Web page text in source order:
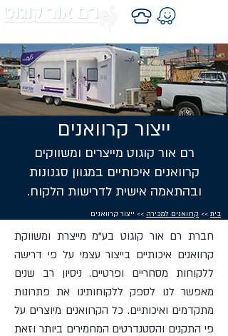
ייצור קרוואנים
רם אור קוגוט מייצרים ומשווקים
קרוואנים איכותיים במגוון סגנונות
ובהתאמה אישית לדרישות הלקוח.
בית >> קרוואנים למכירה >> ייצור קרוואנים
חברת רם אור קוגוט בע"מ מייצרת ומשווקת
קרוואנים איכותיים בייצור עצמי על פי דרישה
ללקוחות מסחריים ופרטיים. ניסיון רב שנים
מאפשר לנו לספק ללקוחותינו את פתרונות
מתקדמים ואיכותיים. כל הקרוואנים מיוצרים על
פי התקנים והסטנדרטים המחמירים ביותר וזאת